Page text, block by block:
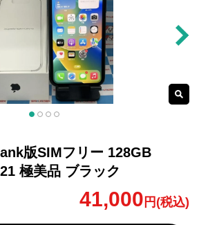
版SIMフリー 128GB
極美品 ブラック
41,000 円(税込)